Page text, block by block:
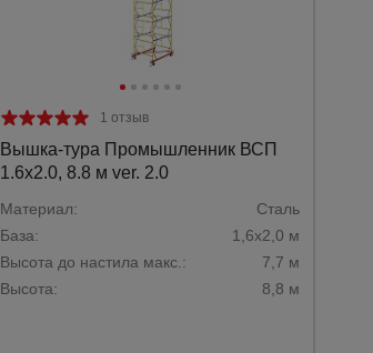
1 отзыв
Вышка-тура Промышленник ВСП
1.6х2.0, 8.8 м ver. 2.0
Материал:
Сталь
База:
1,6х2,0 м
Высота до настила макс.:
7,7 м
Высота:
8,8 м